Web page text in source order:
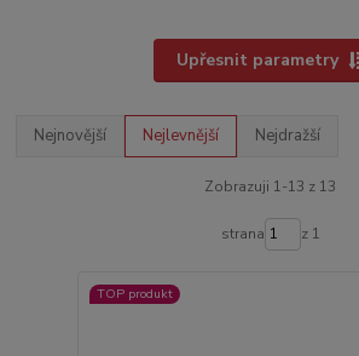
Upřesnit parametry
Nejnovější Nejlevnější Nejdražší
Zobrazuji 1-13 z 13
strana z 1
TOP produkt